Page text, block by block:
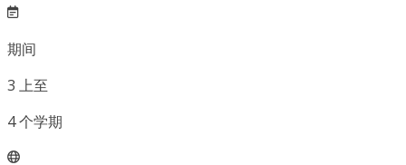
期间
3 上至
4个学期